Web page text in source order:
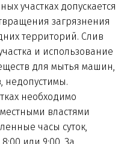
участках допускается
загрязнения
территорий. Слив
и использование
для мытья машин,
недопустимы.
необходимо
властями
часы суток,